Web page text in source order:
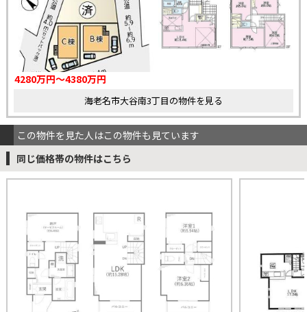
4280万円～4380万円
海老名市大谷南3丁目の物件を見る
この物件を見た人はこの物件も見ています
同じ価格帯の物件はこちら